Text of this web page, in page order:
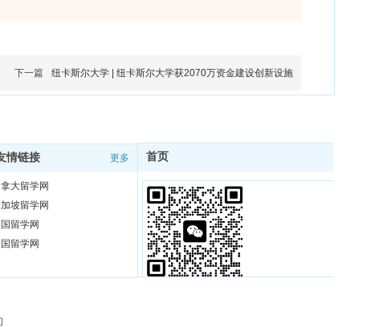
下一篇 纽卡斯尔大学 | 纽卡斯尔大学获2070万资金建设创新设施
首页
情链接 更多
大留学网
坡留学网
留学网
留学网